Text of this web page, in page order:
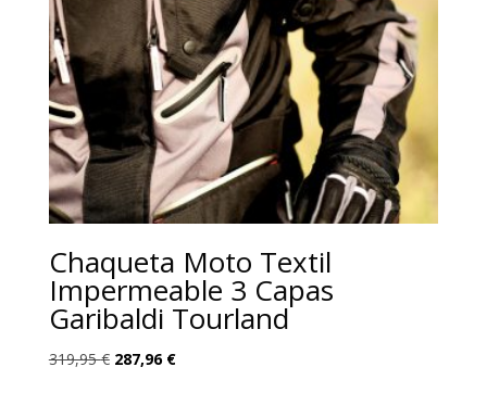
Chaqueta Moto Textil
Impermeable 3 Capas
Garibaldi Tourland
319,95€ El
287,96 €El